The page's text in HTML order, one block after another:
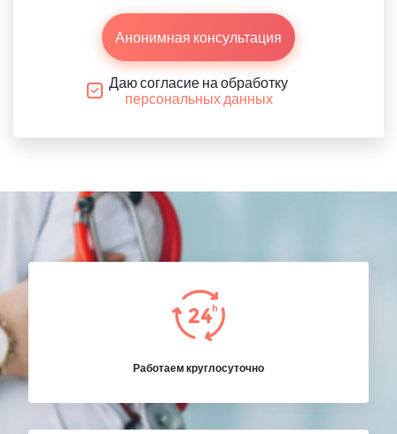
Анонимная консультация
Даю согласие на обработку
персональных данных
Работаем круглосуточно